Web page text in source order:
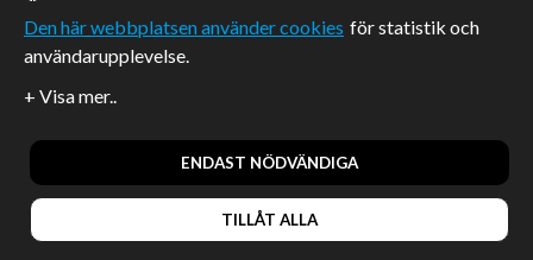
EU casino
Artiklar publicerade på webbplatsen som inte är märkta
redaktionellt är betalda samarbeten.
© 2026, Enterprise Magazine
Den här webbplatsen använder cookies för statistik och
användarupplevelse.
ENDAST NÖDVÄNDIGA
TILLÅT ALLA